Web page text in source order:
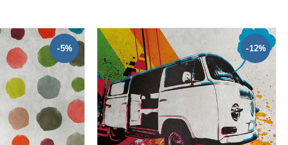
-5% -12%